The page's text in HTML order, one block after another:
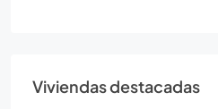
Viviendas destacadas